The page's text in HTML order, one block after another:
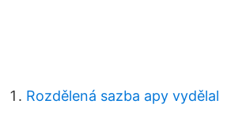
Rozdělená sazba apy vydělal